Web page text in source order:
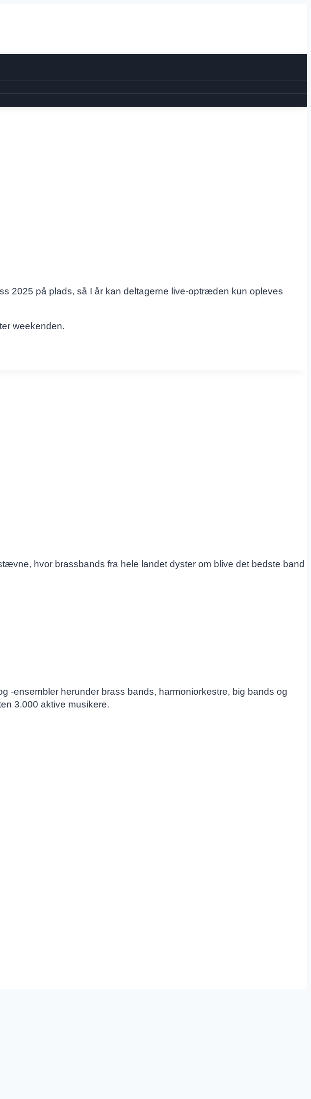
2025 på plads, så I år kan deltagerne live-optræden kun opleves
weekenden.
hvor brassbands fra hele landet dyster om blive det bedste band
-ensembler herunder brass bands, harmoniorkestre, big bands og
3.000 aktive musikere.